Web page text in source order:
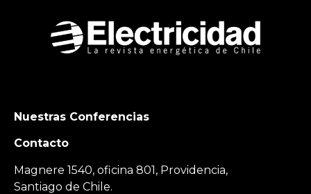
Nuestras Conferencias
Contacto
Magnere 1540, oficina 801, Providencia,
Santiago de Chile.